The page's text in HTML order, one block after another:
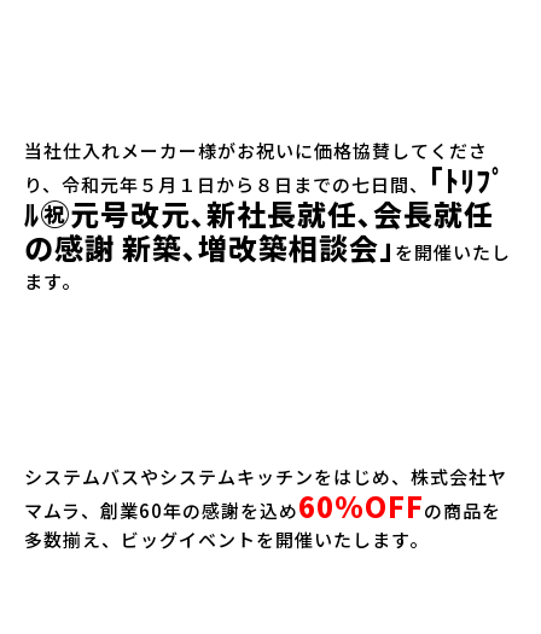
当社仕入れメーカー様がお祝いに価格協賛してくださ
り、令和元年５月１日から８日までの七日間、
｢ﾄﾘﾌﾟ
ﾙ㊗元号改元､新社長就任､会長就任
の感謝 新築､増改築相談会｣ を開催いたし
ます。
システムバスやシステムキッチンをはじめ、株式会社ヤ
マムラ、創業60年の感謝を込め60%OFFの商品を
多数揃え、ビッグイベントを開催いたします。